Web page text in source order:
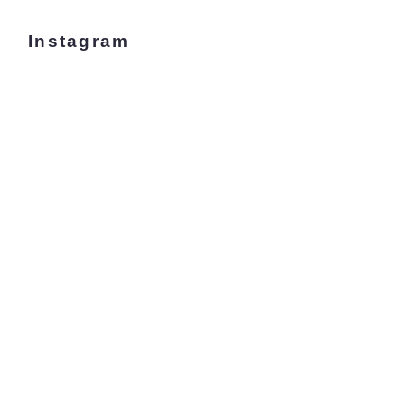
Instagram